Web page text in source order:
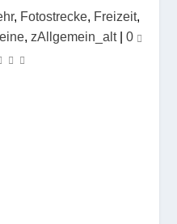
, Fotostrecke, Freizeit,
, zAllgemein_alt| 0